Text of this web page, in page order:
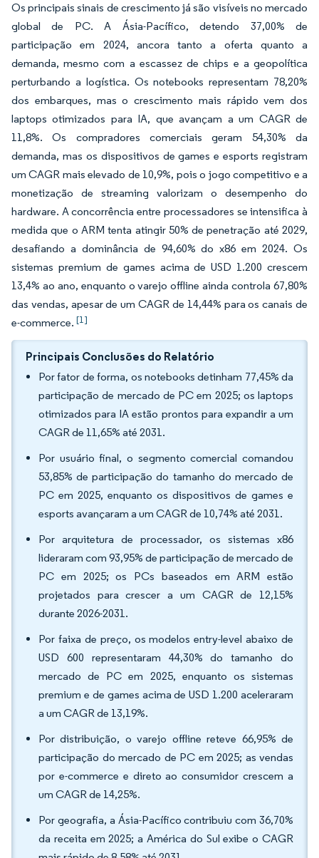
Os principais sinais de crescimento já são visíveis no mercado
global de PC. A Ásia-Pacífico, detendo 37,00% de
participação em 2024, ancora tanto a oferta quanto a
demanda, mesmo com a escassez de chips e a geopolítica
perturbando a logística. Os notebooks representam 78,20%
dos embarques, mas o crescimento mais rápido vem dos
laptops otimizados para IA, que avançam a um CAGR de
11,8%. Os compradores comerciais geram 54,30% da
demanda, mas os dispositivos de games e esports registram
um CAGR mais elevado de 10,9%, pois o jogo competitivo e a
monetização de streaming valorizam o desempenho do
hardware. A concorrência entre processadores se intensifica à
medida que o ARM tenta atingir 50% de penetração até 2029,
desafiando a dominância de 94,60% do x86 em 2024. Os
sistemas premium de games acima de USD 1.200 crescem
13,4% ao ano, enquanto o varejo offline ainda controla 67,80%
das vendas, apesar de um CAGR de 14,44% para os canais de
e-commerce. [1]
Principais Conclusões do Relatório
Por fator de forma, os notebooks detinham 77,45% da
participação de mercado de PC em 2025; os laptops
otimizados para IA estão prontos para expandir a um
CAGR de 11,65% até 2031.
Por usuário final, o segmento comercial comandou
53,85% de participação do tamanho do mercado de
PC em 2025, enquanto os dispositivos de games e
esports avançaram a um CAGR de 10,74% até 2031.
Por arquitetura de processador, os sistemas x86
lideraram com 93,95% de participação de mercado de
PC em 2025; os PCs baseados em ARM estão
projetados para crescer a um CAGR de 12,15%
durante 2026-2031.
Por faixa de preço, os modelos entry-level abaixo de
USD 600 representaram 44,30% do tamanho do
mercado de PC em 2025, enquanto os sistemas
premium e de games acima de USD 1.200 aceleraram
a um CAGR de 13,19%.
Por distribuição, o varejo offline reteve 66,95% de
participação do mercado de PC em 2025; as vendas
por e-commerce e direto ao consumidor crescem a
um CAGR de 14,25%.
Por geografia, a Ásia-Pacífico contribuiu com 36,70%
da receita em 2025; a América do Sul exibe o CAGR